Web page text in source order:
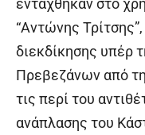
εντάχθηκαν στο
“Αντώνης
διεκδίκησης υπέρ
Πρεβεζάνων από
τις περί του
ανάπλασης του